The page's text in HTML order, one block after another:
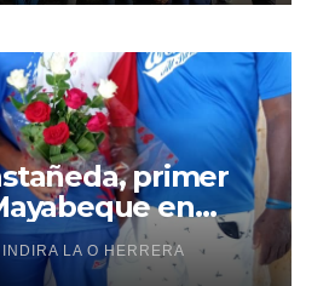
primer
en
INDIRA LA O HERRERA